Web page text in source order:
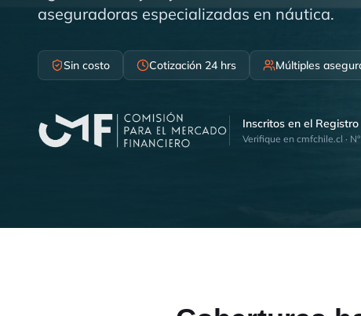
aseguradoras especializadas en náutica.
Sin costo Cotización 24 hrs Múltiples
Inscritos en el
Verifique en cmfchile.cl ·